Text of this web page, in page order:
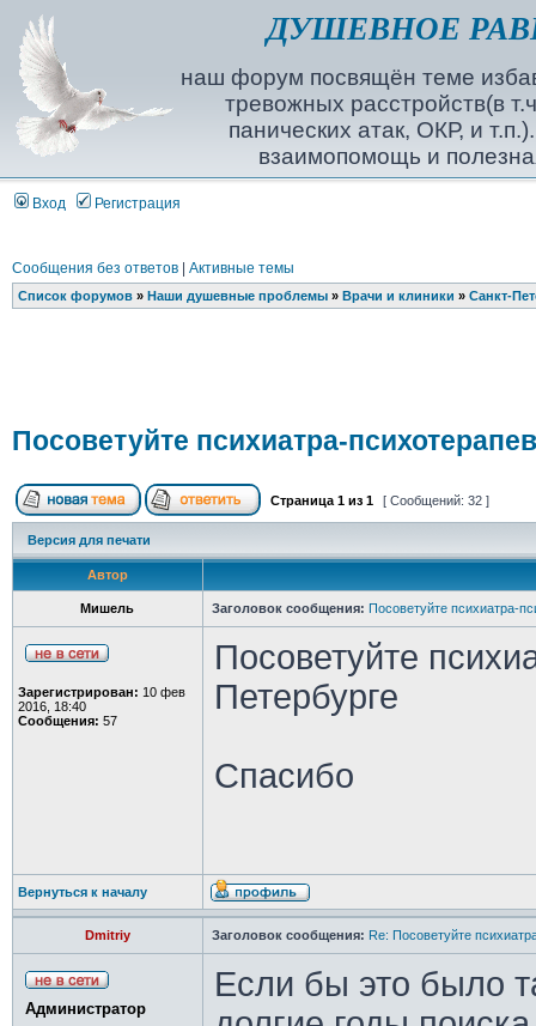
ДУШЕВНОЕ
наш форум посвящён теме
тревожных расстройств(в
панических атак, ОКР, и
взаимопомощь и
Вход Регистрация
Сообщения без ответов| Активные темы
Список форумов» Наши душевные проблемы» Врачи и клиники » Санкт-
Посоветуйте психиатра-
Страница 1из 1 [ Сообщений: 32 ]
Версия для печати
Автор
Мишель Заголовок сообщения: Посоветуйте психиатра-
Зарегистрирован: 10 фев
2016, 18:40
Сообщения: 57
Посоветуйте
Петербурге
Спасибо
Вернуться к началу
Dmitriy Заголовок сообщения: Re: Посоветуйте
Администратор
Если бы это было